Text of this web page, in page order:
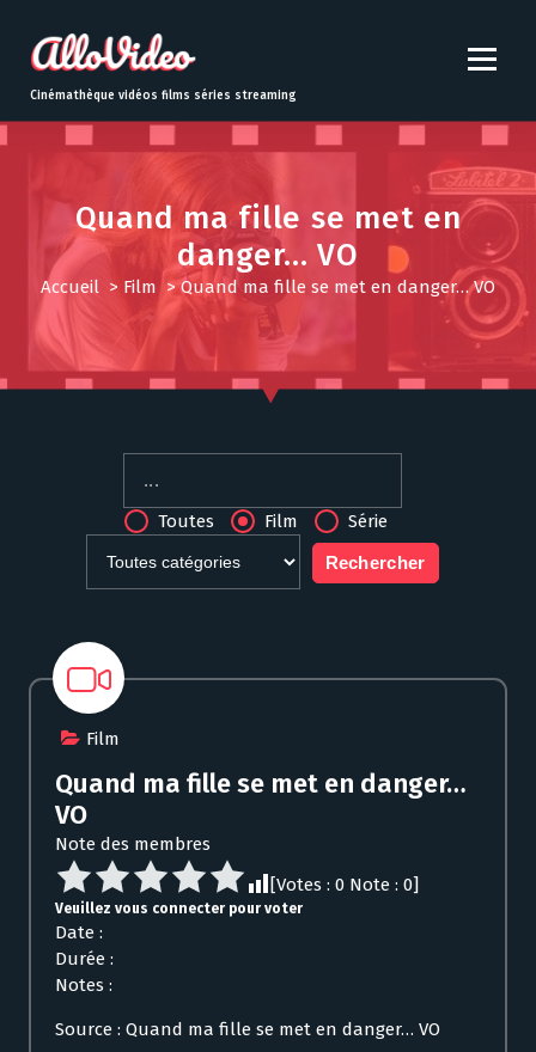
t
o
Cinémathèque vidéos films séries streaming
Quand ma fille se met en
danger… VO
Accueil > Film >Quand ma fille se met en danger… VO
Toutes Film Série
Film
Quand ma fille se met en danger…
VO
Note des membres
[Votes : 0 Note : 0]
Veuillez vous connecter pour voter
Date :
Durée :
Notes :
Source : Quand ma fille se met en danger… VO